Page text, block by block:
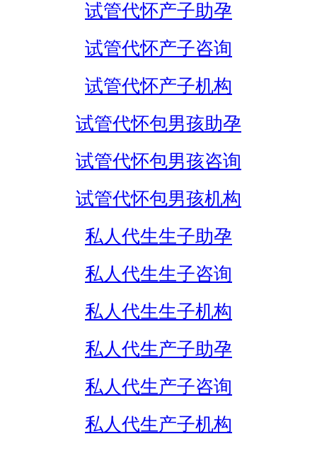
试管代怀产子助孕
试管代怀产子咨询
试管代怀产子机构
试管代怀包男孩助孕
试管代怀包男孩咨询
试管代怀包男孩机构
私人代生生子助孕
私人代生生子咨询
私人代生生子机构
私人代生产子助孕
私人代生产子咨询
私人代生产子机构